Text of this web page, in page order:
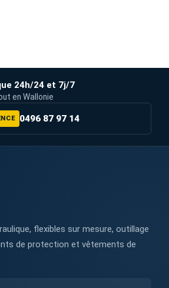
24h/24 et 7j/7
en Wallonie
0496 87 97 14
flexibles sur mesure, outillage
de protection et vêtements de